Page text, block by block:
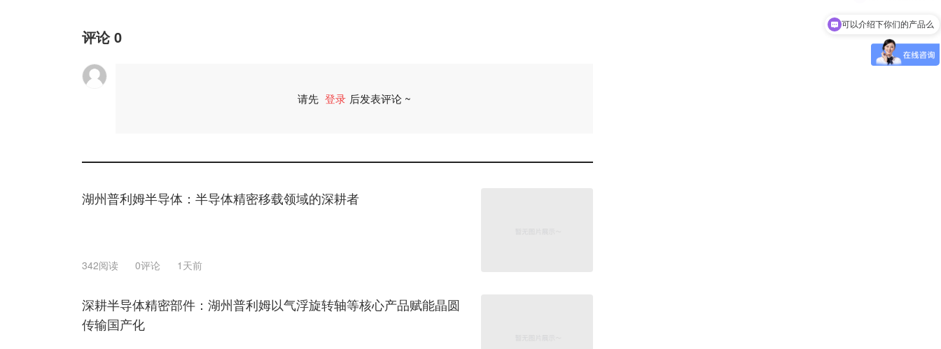
评论0
请先 登录 后发表评论 ~
湖州普利姆半导体：半导体精密移载领域的深耕者
342阅读 0评论 1天前
深耕半导体精密部件：湖州普利姆以气浮旋转轴等核心产品赋能晶圆
传输国产化
可以介绍下你们的产品么